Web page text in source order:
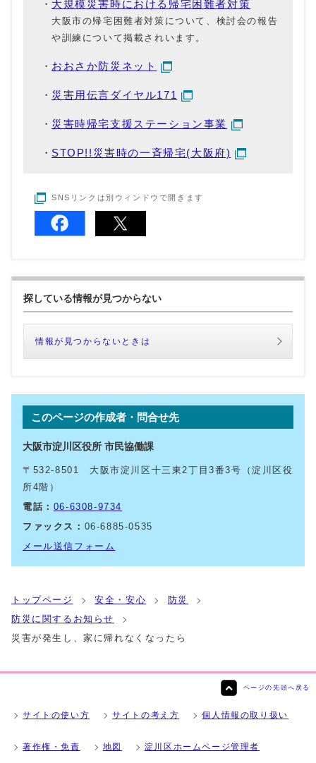
大規模災害時における帰宅困難者対策
大阪市の帰宅困難者対策について、検討会の報告
や訓練について掲載されいます。
おおさか防災ネット
災害用伝言ダイヤル171
災害時帰宅支援ステーション事業
STOP!!災害時の一斉帰宅(大阪府)
SNSリンクは別ウィンドウで開きます
探している情報が見つからない
情報が見つからないときは
このページの作成者・問合せ先
大阪市淀川区役所 市民協働課
〒532-8501 大阪市淀川区十三東2丁目3番3号（淀川区役
所4階）
電話： 06-6308-9734
ファックス： 06-6885-0535
メール送信フォーム
トップページ 安全・安心
防災
防災に関するお知らせ
災害が発生し、家に帰れなくなったら
ページの先頭へ戻る
サイトの使い方 サイトの考え方 個人情報の取り扱い
著作権・免責 地図 淀川区ホームページ管理者